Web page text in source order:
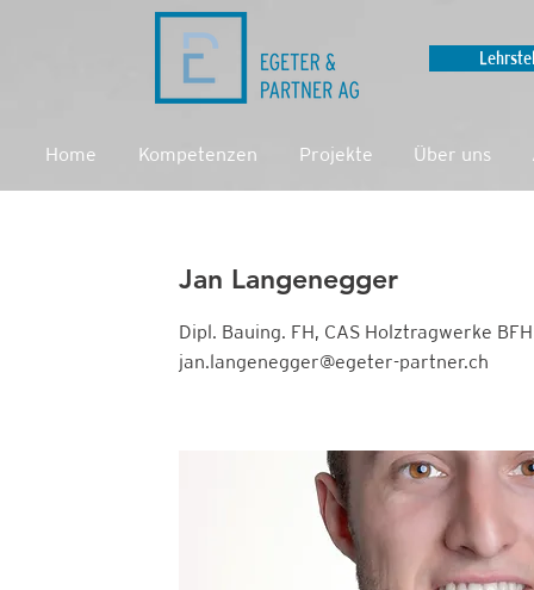
Home Kompetenzen Projekte Über uns
Jan Langenegger
Dipl. Bauing. FH, CAS Holztragwerke BFH
jan.langenegger@egeter-partner.ch